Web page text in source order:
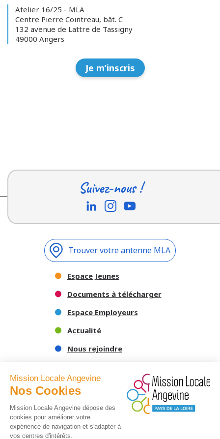
Atelier 16/25 - MLA
Centre Pierre Cointreau, bât. C
132 avenue de Lattre de Tassigny
49000 Angers
Je m’inscris
Suivez-nous !
Trouver votre antenne MLA
Espace Jeunes
Documents à télécharger
Espace Employeurs
Actualité
Nous rejoindre
Mission Locale Angevine
Nos Cookies
Mission Locale Angevine dépose des
cookies pour améliorer votre
expérience de navigation et s'adapter à
vos centres d'intérêts.